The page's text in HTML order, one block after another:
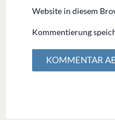
Website in diesem
Kommentierung